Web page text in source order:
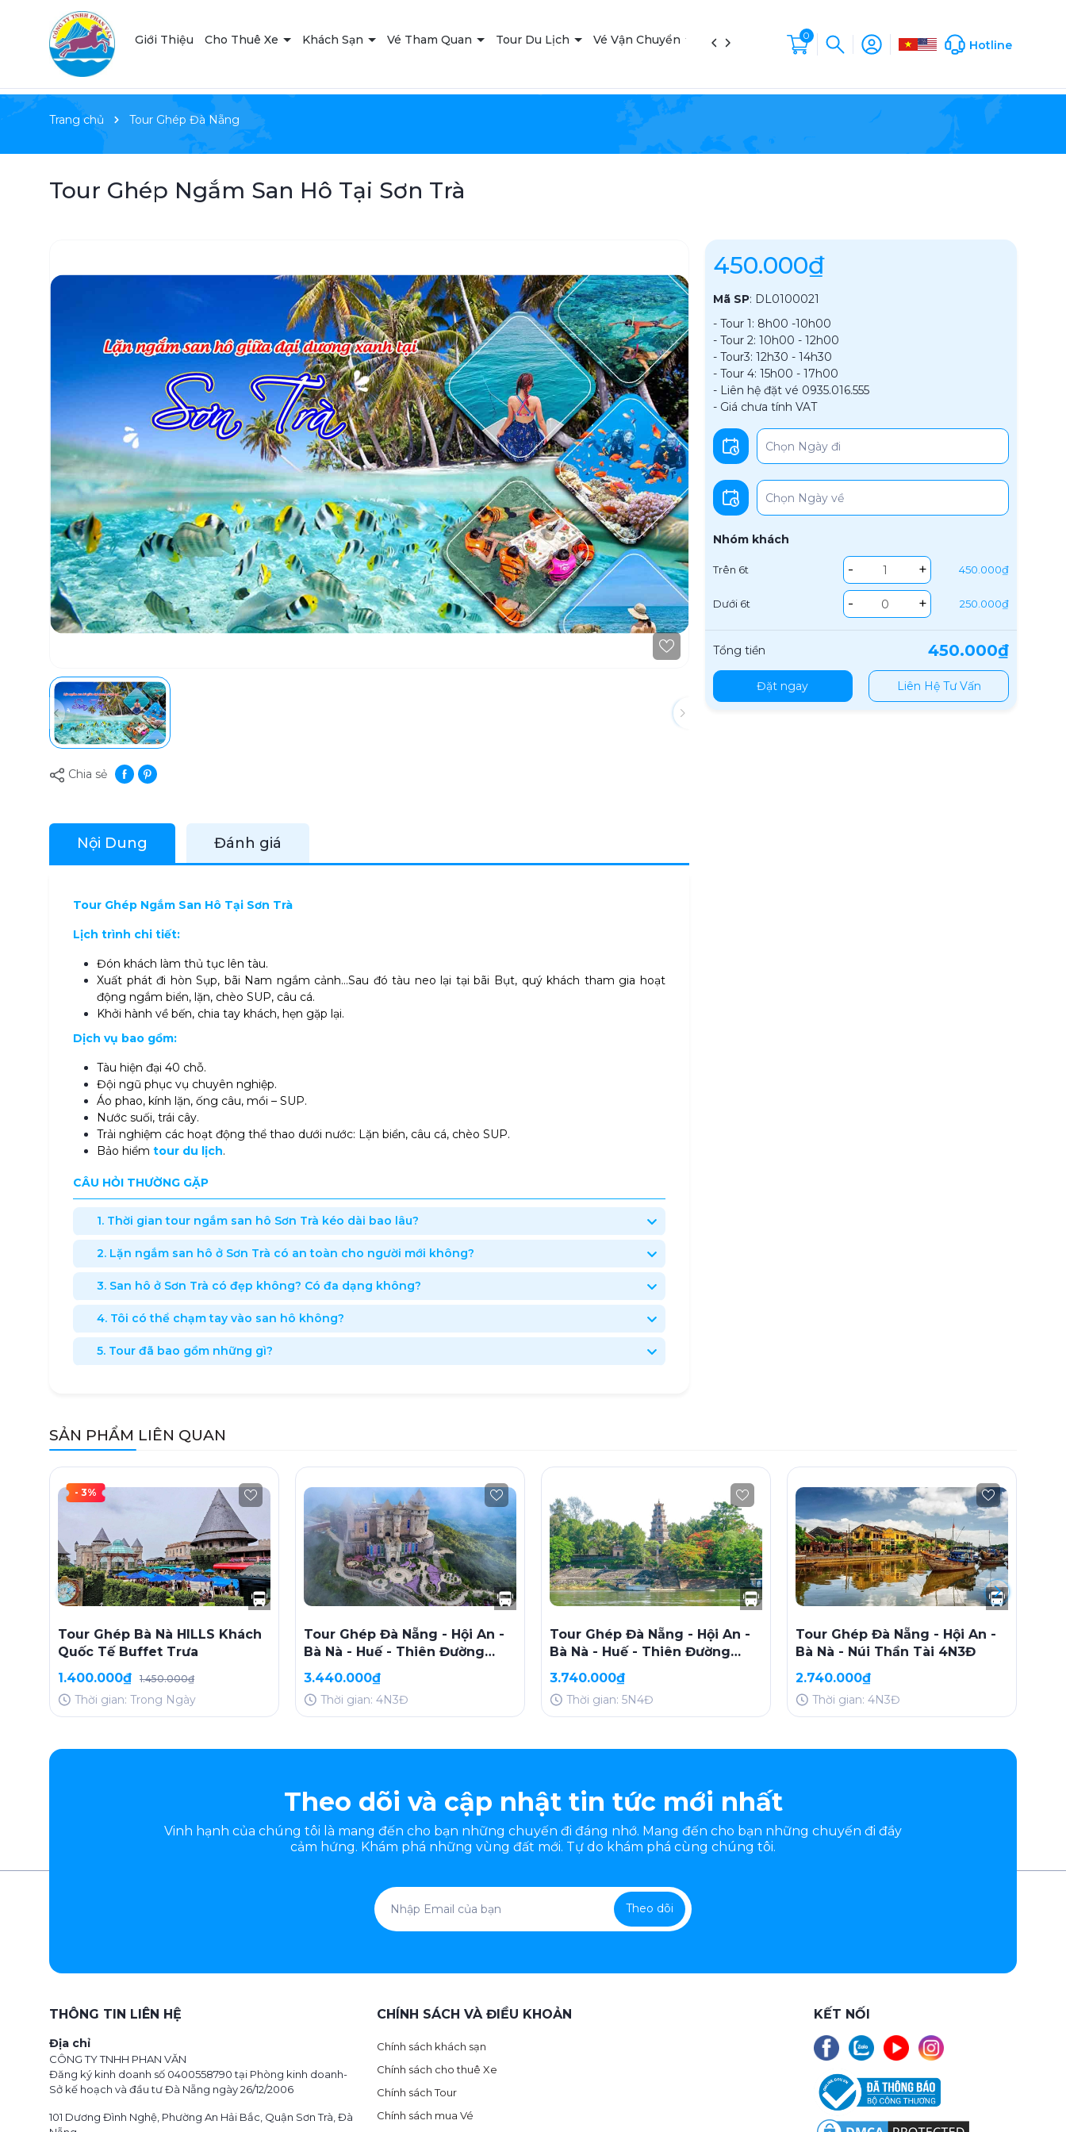
Giới Thiệu Cho Thuê Xe Khách Sạn Vé Tham Quan Tour Du Lịch Vé Vận Chuyển Tin tức Liên hệ Hộp Sản Phẩm Company Profile
0
Hotline
Trang chủ Tour Ghép Đà Nẵng
Tour Ghép Ngắm San Hô Tại Sơn Trà
Chia sẻ
Nội Dung Đánh giá
Tour Ghép Ngắm San Hô Tại Sơn Trà
Lịch trình chi tiết:
Đón khách làm thủ tục lên tàu.
Xuất phát đi hòn Sụp, bãi Nam ngắm cảnh…Sau đó tàu neo lại tại bãi Bụt, quý khách tham gia hoạt
động ngắm biển, lặn, chèo SUP, câu cá.
Khởi hành về bến, chia tay khách, hẹn gặp lại.
Dịch vụ bao gồm:
Tàu hiện đại 40 chỗ.
Đội ngũ phục vụ chuyên nghiệp.
Áo phao, kính lặn, ống câu, mồi – SUP.
Nước suối, trái cây.
Trải nghiệm các hoạt động thể thao dưới nước: Lặn biển, câu cá, chèo SUP.
Bảo hiểm tour du lịch.
CÂU HỎI THƯỜNG GẶP
1. Thời gian tour ngắm san hô Sơn Trà kéo dài bao lâu?
2. Lặn ngắm san hô ở Sơn Trà có an toàn cho người mới không?
3. San hô ở Sơn Trà có đẹp không? Có đa dạng không?
4. Tôi có thể chạm tay vào san hô không?
5. Tour đã bao gồm những gì?
450.000₫
Mã SP: DL0100021
- Tour 1: 8h00 -10h00
- Tour 2: 10h00 - 12h00
- Tour3: 12h30 - 14h30
- Tour 4: 15h00 - 17h00
- Liên hệ đặt vé 0935.016.555
- Giá chưa tính VAT
Nhóm khách
Trên 6t - + 450.000₫
Dưới 6t - + 250.000₫
Tổng tiền 450.000₫
Đặt ngay Liên Hệ Tư Vấn
SẢN PHẨM LIÊN QUAN
- 3%
Tour Ghép Bà Nà HILLS Khách
Quốc Tế Buffet Trưa
1.400.000₫
1.450.000₫
Thời gian: Trong Ngày
Tour Ghép Đà Nẵng - Hội An -
Bà Nà - Huế - Thiên Đường
(4N3D, thứ 5, CN)
3.440.000₫
Thời gian: 4N3Đ
Tour Ghép Đà Nẵng - Hội An -
Bà Nà - Huế - Thiên Đường
(5N4D, Thứ 2 Hàng Tuần)
3.740.000₫
Thời gian: 5N4Đ
Tour Ghép Đà Nẵng - Hội An -
Bà Nà - Núi Thần Tài 4N3Đ
2.740.000₫
Thời gian: 4N3Đ
Theo dõi và cập nhật tin tức mới nhất
Vinh hạnh của chúng tôi là mang đến cho bạn những chuyến đi đáng nhớ. Mang đến cho bạn những chuyến đi đầy
cảm hứng. Khám phá những vùng đất mới. Tự do khám phá cùng chúng tôi.
Theo dõi
THÔNG TIN LIÊN HỆ
Địa chỉ
CÔNG TY TNHH PHAN VĂN
Đăng ký kinh doanh số 0400558790 tại Phòng kinh doanh-
Sở kế hoạch và đầu tư Đà Nẵng ngày 26/12/2006
101 Dương Đình Nghệ, Phường An Hải Bắc, Quận Sơn Trà, Đà
CHÍNH SÁCH VÀ ĐIỀU KHOẢN
Chính sách khách sạn
Chính sách cho thuê Xe
Chính sách Tour
Chính sách mua Vé
KẾT NỐI